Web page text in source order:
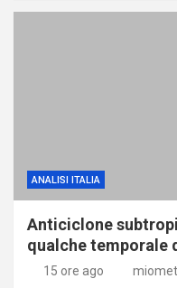
ANALISI ITALIA
Anticiclone
qualche temporale
15 ore ago